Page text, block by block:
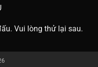
Vui lòng thử lại sau.